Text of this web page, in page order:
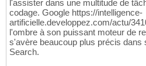
l'assister dans une multitude de
codage. Google https://intelligence-
artificielle.developpez.com/actu/
l'ombre à son puissant moteur de
s'avère beaucoup plus précis dans
Search.